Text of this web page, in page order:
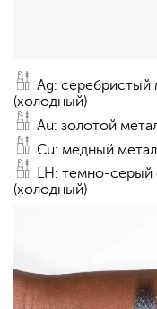
Ag:
(холодный)
Au: золотой
Cu: медный
LH: темно-
(холодный)